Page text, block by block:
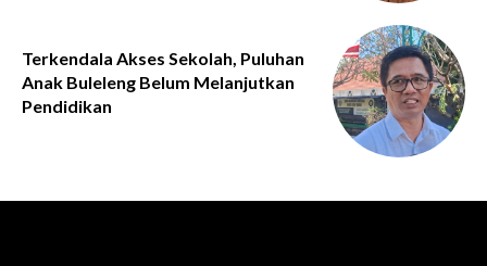
Terkendala Akses Sekolah, Puluhan
Anak Buleleng Belum Melanjutkan
Pendidikan